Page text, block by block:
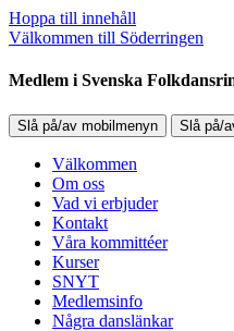
Hoppa till innehåll
Välkommen till Söderringen
Medlem i Svenska
Slå på/av mobilmenyn Slå på/
Välkommen
Om oss
Vad vi erbjuder
Kontakt
Våra kommittéer
Kurser
SNYT
Medlemsinfo
Några danslänkar